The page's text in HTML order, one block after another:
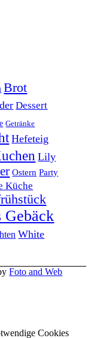
Brot
Dessert
Getränke
Hefeteig
Lily
Ostern Party
Küche
Gebäck
White
Foto and Web
Cookies